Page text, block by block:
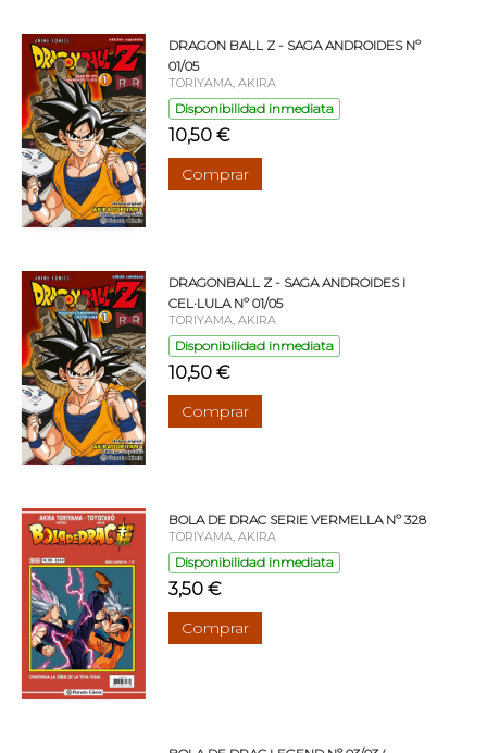
DRAGON BALL Z - SAGA ANDROIDES Nº
01/05
TORIYAMA, AKIRA
Disponibilidad inmediata
10,50 €
Comprar
DRAGONBALL Z - SAGA ANDROIDES I
CEL·LULA Nº 01/05
TORIYAMA, AKIRA
Disponibilidad inmediata
10,50 €
Comprar
BOLA DE DRAC SERIE VERMELLA Nº 328
TORIYAMA, AKIRA
Disponibilidad inmediata
3,50 €
Comprar